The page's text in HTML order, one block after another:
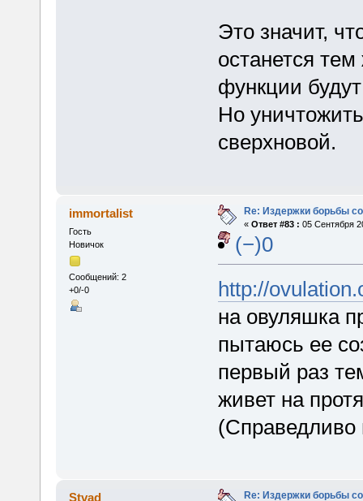
Это значит,
останется
функции
Но
сверхновой.
immortalist
Гость
Новичок
Сообщений: 2
+0/-0
Re: Издержки борьбы
« Ответ #83 : 05 Сентября
(−)0
http://
на овуляшка
пытаюсь ее
первый раз
живет на
(Справедливо
Stvad Re: Издержки борьбы